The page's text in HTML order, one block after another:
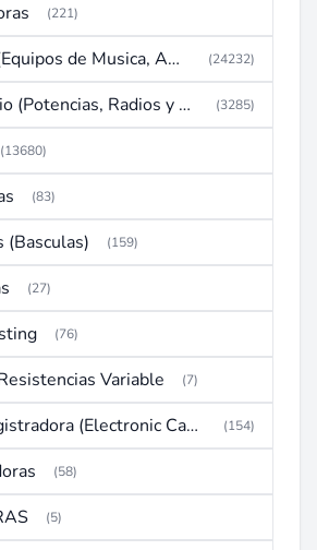
(221)
AUDIO (Equipos de Musica, Amplificadores, Reproductores, Etc) (24232)
Autoradio (Potencias, Radios y DVD) (3285)
(13680)
(83)
(Basculas) (159)
(27)
(76)
Variable (7)
Caja Registradora (Electronic Cash Register) (154)
(58)
(5)